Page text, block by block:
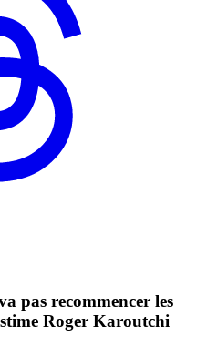
pas recommencer les
Roger Karoutchi